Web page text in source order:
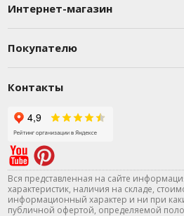
Интернет-магазин
Покупателю
Контакты
Вся представленная на сайте
характеристик, наличия на складе,
информационный характер и ни при
публичной офертой, определяемой